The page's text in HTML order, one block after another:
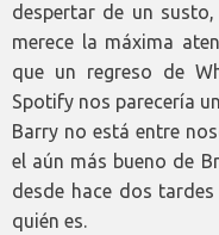
despertar de un
merece la máxima
que un regreso de
Spotify nos parecería
Barry no está entre
el aún más bueno de
desde hace dos
quién es.